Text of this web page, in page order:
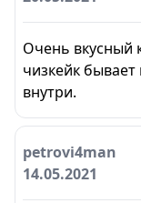
Очень вкусный
чизкейк
внутри.
petrovi4man
14.05.2021